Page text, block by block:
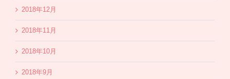
2018年12月
2018年11月
2018年10月
2018年9月